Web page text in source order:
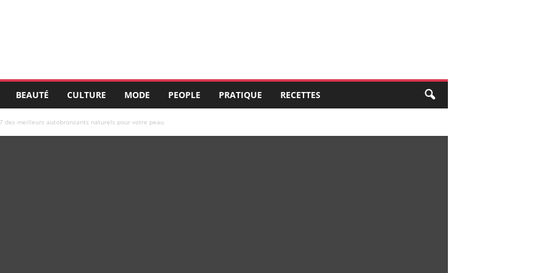
BEAUTÉ CULTURE MODE PEOPLE PRATIQUE RECETTES
des meilleurs autobronzants naturels pour votre peau